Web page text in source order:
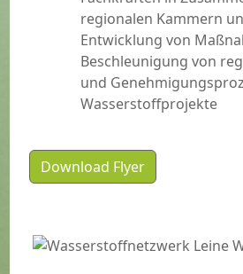
regionalen Kammern
Entwicklung von
Beschleunigung von
und
Wasserstoffprojekte
Download Flyer